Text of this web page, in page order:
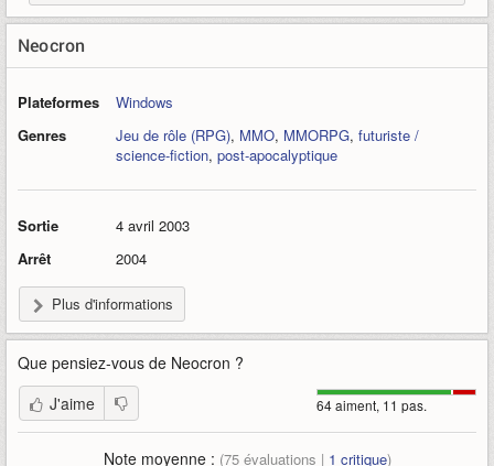
Neocron
Plateformes
Windows
Genres
Jeu de rôle (RPG), MMO, MMORPG, futuriste /
science-fiction, post-apocalyptique
Sortie
4 avril 2003
Arrêt
2004
Plus d'informations
Que pensiez-vous de Neocron ?
64 aiment, 11 pas.
J'aime
Note moyenne : (75évaluations | 1 critique)